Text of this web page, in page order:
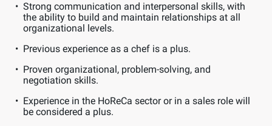
Strong communication and interpersonal skills, with
the ability to build and maintain relationships at all
organizational levels.
Previous experience as a chef is a plus.
Proven organizational, problem-solving, and
negotiation skills.
Experience in the HoReCa sector or in a sales role will
be considered a plus.